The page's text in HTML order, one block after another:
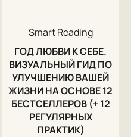
Smart Reading
ГОД ЛЮБВИ К СЕБЕ.
ВИЗУАЛЬНЫЙ ГИД ПО
УЛУЧШЕНИЮ ВАШЕЙ
ЖИЗНИ НА ОСНОВЕ 12
БЕСТСЕЛЛЕРОВ (+ 12
РЕГУЛЯРНЫХ
ПРАКТИК)